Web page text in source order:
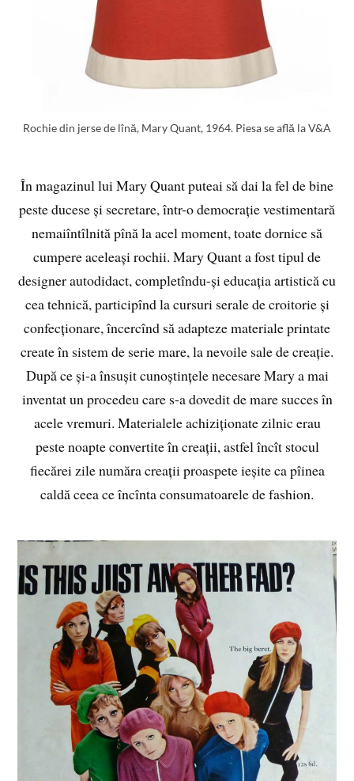
Rochie din jerse de lînă, Mary Quant, 1964. Piesa se află la V&A
În magazinul lui Mary Quant puteai să dai la fel de bine
peste ducese și secretare, într-o democrație vestimentară
nemaiîntîlnită pînă la acel moment, toate dornice să
cumpere aceleași rochii. Mary Quant a fost tipul de
designer autodidact, completîndu-și educația artistică cu
cea tehnică, participînd la cursuri serale de croitorie și
confecționare, încercînd să adapteze materiale printate
create în sistem de serie mare, la nevoile sale de creație.
După ce și-a însușit cunoștințele necesare Mary a mai
inventat un procedeu care s-a dovedit de mare succes în
acele vremuri. Materialele achiziționate zilnic erau
peste noapte convertite în creații, astfel încît stocul
fiecărei zile număra creații proaspete ieșite ca pîinea
caldă ceea ce încînta consumatoarele de fashion.